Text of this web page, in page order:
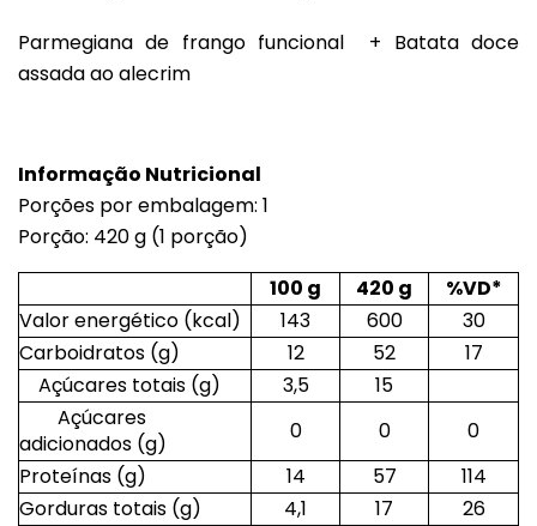
Parmegiana de frango funcional + Batata doce
assada ao alecrim
Informação Nutricional
Porções por embalagem: 1
Porção: 420 g (1 porção)
100 g
420 g
%VD*
Valor energético (kcal)
143 600
30
Carboidratos (g)
12 52
17
Açúcares totais (g)
3,5
15
Açúcares
adicionados (g)
0 0
0
Proteínas (g)
14 57
114
Gorduras totais (g)
4,1 17
26